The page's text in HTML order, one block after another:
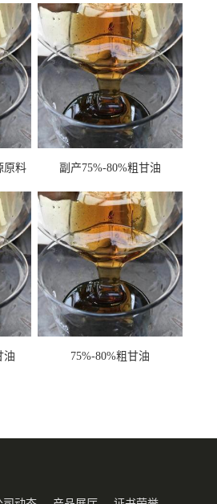
原料
副产75%-80%粗甘油
油
75%-80%粗甘油